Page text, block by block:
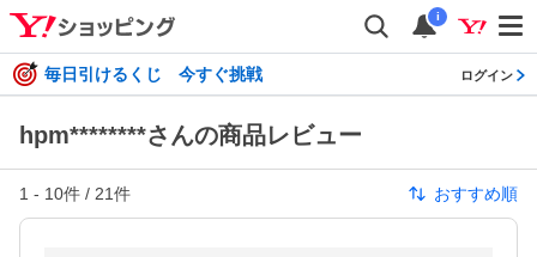
i
毎日引けるくじ 今すぐ挑戦 ログイン
hpm********さんの商品レビュー
1 - 10件 / 21件 おすすめ順